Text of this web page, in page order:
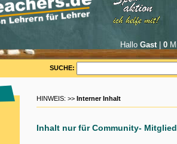
Hallo Gast| 0
SUCHE:
HINWEIS: >> Interner Inhalt
Inhalt nur für Community-